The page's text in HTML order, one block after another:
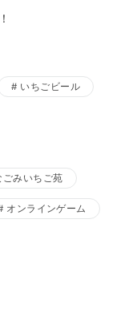
いちごビール
ごみいちご苑
オンラインゲーム